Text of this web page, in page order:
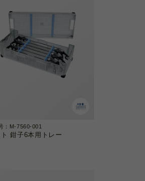
：M-7560-001
鉗子6本用トレー